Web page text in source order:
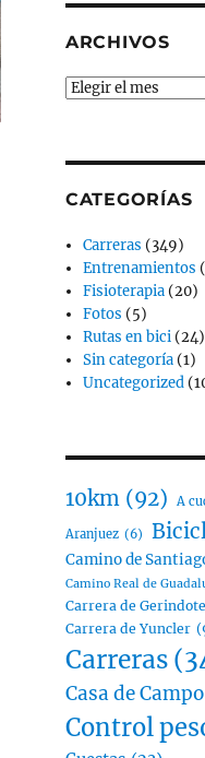
ARCHIVOS
Archivos
CATEGORÍAS
Carreras (349)
Entrenamientos
Fisioterapia (20)
Fotos (5)
Rutas en bici (24)
Sin categoría (1)
Uncategorized
10km (92) A
Aranjuez (6)
Camino de
Camino Real de
Carrera de Gerindote
Carrera de Yuncler
Carreras
Casa de Campo
Control